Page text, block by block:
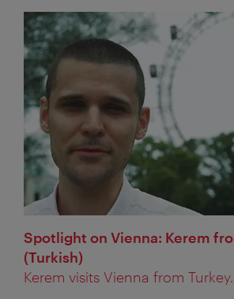
Spotlight on Vienna: Kerem
(Turkish)
Kerem visits Vienna from Turkey.